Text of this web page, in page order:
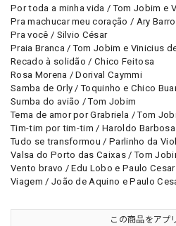
Por toda a minha vida / Tom Jobim e
Pra machucar meu coração / Ary
Pra você / Silvio César
Praia Branca / Tom Jobim e Vinicius
Recado à solidão / Chico Feitosa
Rosa Morena / Dorival Caymmi
Samba de Orly / Toquinho e Chico
Sumba do avião / Tom Jobim
Tema de amor por Grabriela / Tom
Tim-tim por tim-tim / Haroldo
Tudo se transformou / Parlinho da
Valsa do Porto das Caixas / Tom
Vento bravo / Edu Lobo e Paulo
Viagem / João de Aquino e Paulo
この商品をアプ